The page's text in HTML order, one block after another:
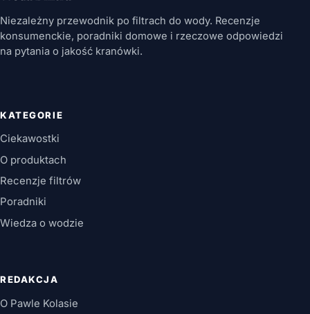
Niezależny przewodnik po filtrach do wody. Recenzje
konsumenckie, poradniki domowe i rzeczowe odpowiedzi
na pytania o jakość kranówki.
KATEGORIE
Ciekawostki
O produktach
Recenzje filtrów
Poradniki
Wiedza o wodzie
REDAKCJA
O Pawle Kolasie